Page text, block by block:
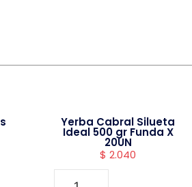
Yerba Cabral Silueta
Ideal 500 gr Funda X
20UN
$ 2.040